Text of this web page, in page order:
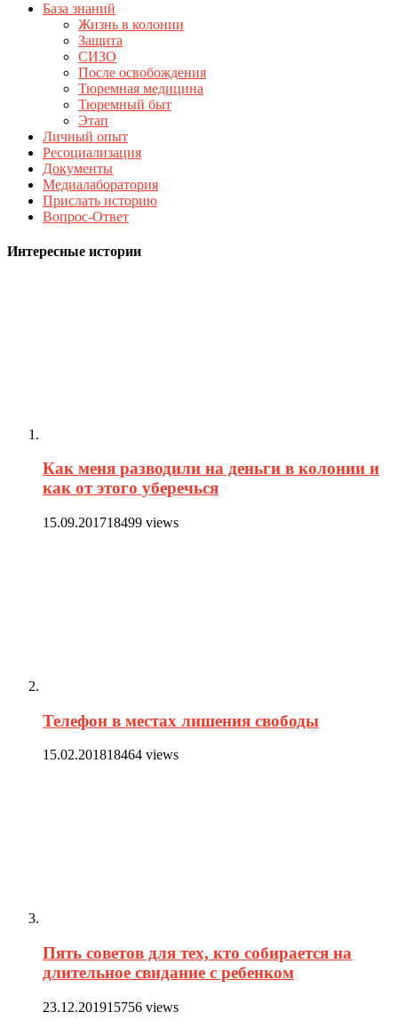
База знаний
Жизнь в колонии
Защита
СИЗО
После освобождения
Тюремная медицина
Тюремный быт
Этап
Личный опыт
Ресоциализация
Документы
Медиалаборатория
Прислать историю
Вопрос-Ответ
Интересные истории
Как меня разводили на деньги в колонии и
как от этого уберечься
15.09.201718499 views
Телефон в местах лишения свободы
15.02.201818464 views
Пять советов для тех, кто собирается на
длительное свидание с ребенком
23.12.201915756 views